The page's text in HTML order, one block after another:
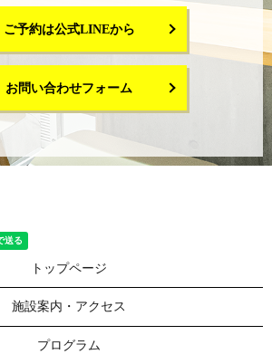
ご予約は公式LINEから
お問い合わせフォーム
トップページ
施設案内・アクセス
プログラム